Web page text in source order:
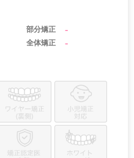
部分矯正 -
全体矯正 -